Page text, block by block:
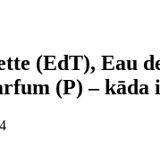
(EdT), Eau
(P) –